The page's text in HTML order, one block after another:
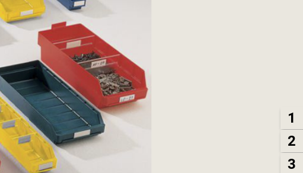
1
2
3